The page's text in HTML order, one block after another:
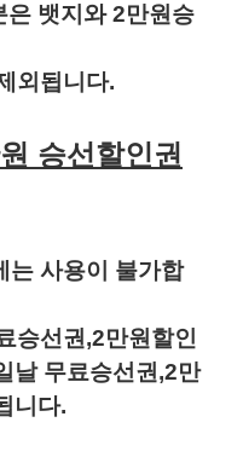
뱃지와 2만원승
외됩니다.
승선할인권
는 사용이 불가합
승선권,2만원할인
날 무료승선권,2만
니다.